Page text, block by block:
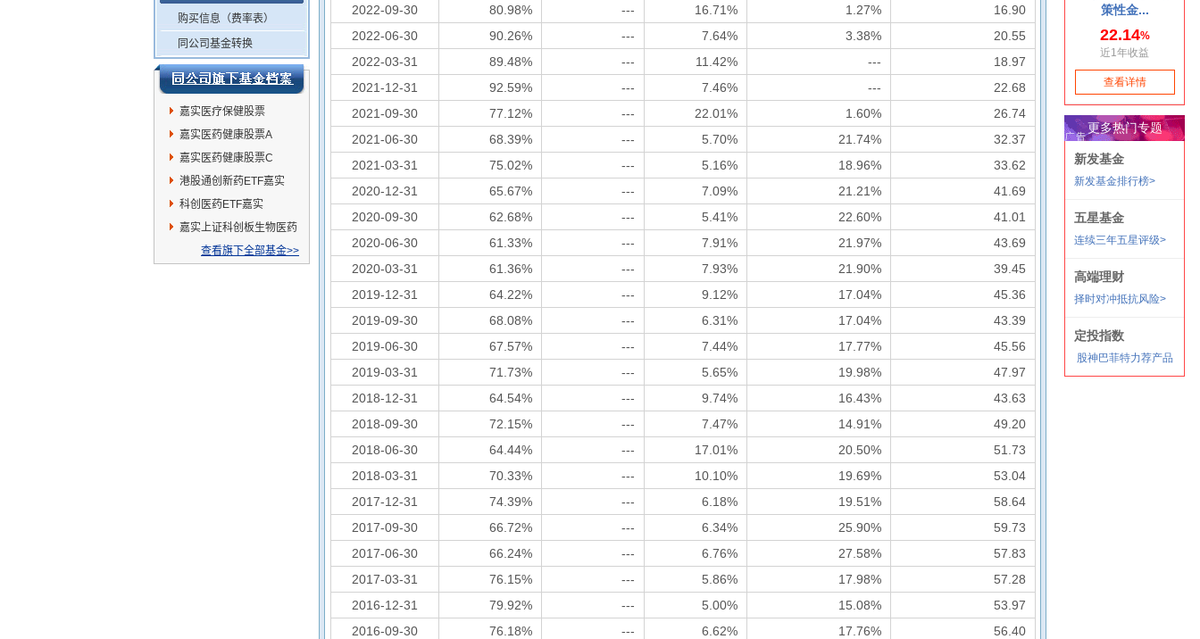
购买信息（费率表）
同公司基金转换
嘉实医疗保健股票
嘉实医药健康股票A
嘉实医药健康股票C
港股通创新药ETF嘉实
科创医药ETF嘉实
嘉实上证科创板生物医药
ETF发起联接A
查看旗下全部基金>>
2022-09-30
80.98% --- 16.71% 1.27%
16.90
2022-06-30
90.26% --- 7.64% 3.38%
20.55
2022-03-31
89.48% --- 11.42% ---
18.97
2021-12-31
92.59% --- 7.46% ---
22.68
2021-09-30
77.12% --- 22.01% 1.60%
26.74
2021-06-30
68.39% --- 5.70% 21.74%
32.37
2021-03-31
75.02% --- 5.16% 18.96%
33.62
2020-12-31
65.67% --- 7.09% 21.21%
41.69
2020-09-30
62.68% --- 5.41% 22.60%
41.01
2020-06-30
61.33% --- 7.91% 21.97%
43.69
2020-03-31
61.36% --- 7.93% 21.90%
39.45
2019-12-31
64.22% --- 9.12% 17.04%
45.36
2019-09-30
68.08% --- 6.31% 17.04%
43.39
2019-06-30
67.57% --- 7.44% 17.77%
45.56
2019-03-31
71.73% --- 5.65% 19.98%
47.97
2018-12-31
64.54% --- 9.74% 16.43%
43.63
2018-09-30
72.15% --- 7.47% 14.91%
49.20
2018-06-30
64.44% --- 17.01% 20.50%
51.73
2018-03-31
70.33% --- 10.10% 19.69%
53.04
2017-12-31
74.39% --- 6.18% 19.51%
58.64
2017-09-30
66.72% --- 6.34% 25.90%
59.73
2017-06-30
66.24% --- 6.76% 27.58%
57.83
2017-03-31
76.15% --- 5.86% 17.98%
57.28
2016-12-31
79.92% --- 5.00% 15.08%
53.97
2016-09-30
76.18% --- 6.62% 17.76%
56.40